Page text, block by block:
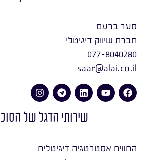
סער ברעם
חברת שיווק דיגיטלי
077-8040280
saar@alai.co.il
שירותי הדגל של
התווית אסטרטגיה דיגיטלית